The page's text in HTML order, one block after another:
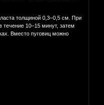
толщиной 0,3–0,5 см. При
10–15 минут, затем
Вместо пуговиц можно